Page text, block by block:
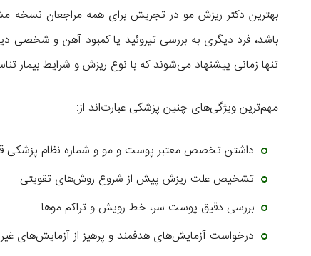
بهترین دکتر ریزش مو در تجریش برای همه مراجعان نسخه
تنها زمانی پیشنهاد می‌شوند که با نوع ریزش و شرایط بیمار
مهم‌ترین ویژگی‌های چنین پزشکی عبارت‌اند از:
داشتن تخصص معتبر پوست و مو و شماره نظام پزشکی
تشخیص علت ریزش پیش از شروع روش‌های تقویتی
بررسی دقیق پوست سر، خط رویش و تراکم موها
درخواست آزمایش‌های هدفمند و پرهیز از آزمایش‌های